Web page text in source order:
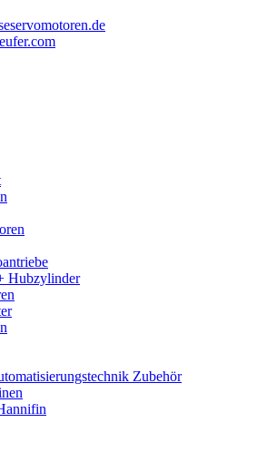
Hubzylinder
Zubehör